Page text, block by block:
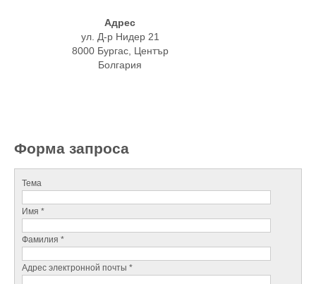
Адрес
ул. Д-р Нидер 21
8000 Бургас, Център
Болгария
Форма запроса
Тема
Имя *
Фамилия *
Адрес электронной почты *